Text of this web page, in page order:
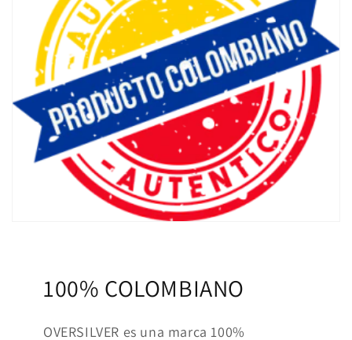
100% COLOMBIANO
OVERSILVER es una marca 100%